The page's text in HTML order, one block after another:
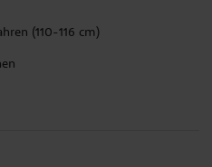
(110-116 cm)